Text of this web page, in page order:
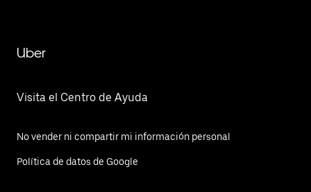
Uber
Visita el Centro de Ayuda
No vender ni compartir mi información personal
Política de datos de Google